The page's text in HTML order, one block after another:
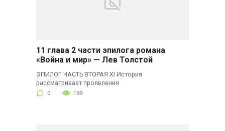
11 глава 2 части эпилога романа
«Война и мир» — Лев Толстой
ЭПИЛОГ ЧАСТЬ ВТОРАЯ XI История
рассматривает проявления
0 199